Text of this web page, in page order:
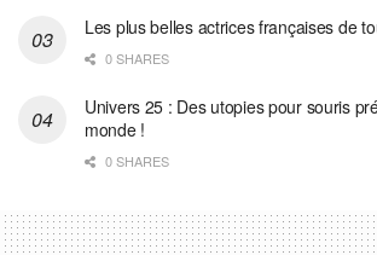
Les plus belles actrices françaises de
0 SHARES
Univers 25 : Des utopies pour souris
monde !
0 SHARES